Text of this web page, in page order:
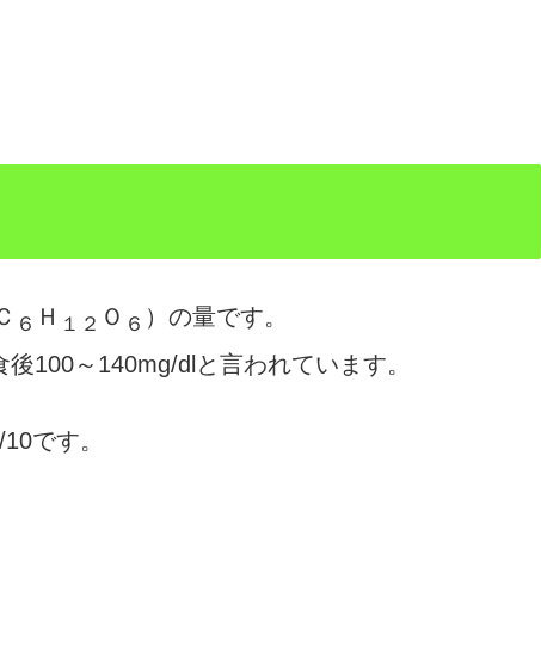
６ Ｈ １２ Ｏ ６ ）の量です。
100～140mg/dlと言われています。
です。